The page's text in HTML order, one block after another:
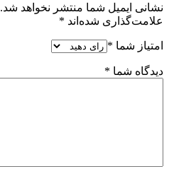
نشانی ایمیل شما منتشر نخواهد شد.
علامت‌گذاری شده‌اند *
امتیاز شما *
دیدگاه شما *